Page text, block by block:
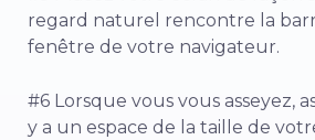
regard naturel rencontre la
fenêtre de votre navigateur.
#6 Lorsque vous vous asseyez,
y a un espace de la taille de